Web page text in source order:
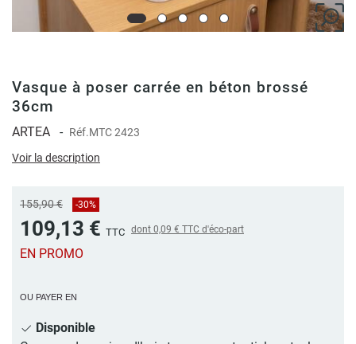
Vasque à poser carrée en béton brossé
36cm
ARTEA - Réf.MTC 2423
Voir la description
155,90 € -30%
109,13 € TTC dont 0,09 € TTC d'éco-part
EN PROMO
OU PAYER EN
Disponible